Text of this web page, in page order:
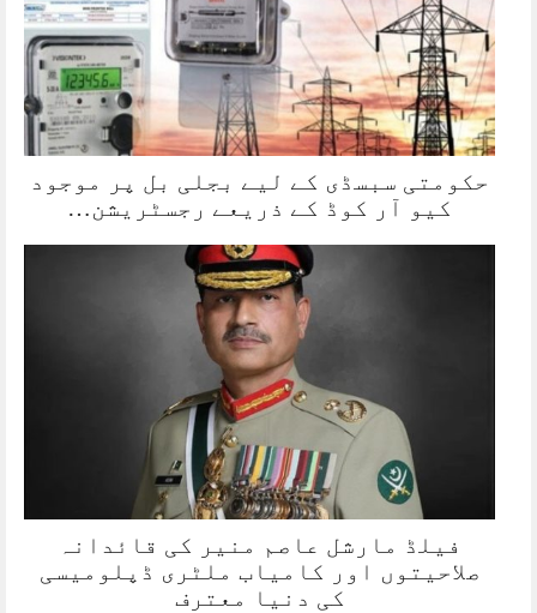
حکومتی سبسڈی کے لیے بجلی بل پر موجود
کیو آر کوڈ کے ذریعے رجسٹریشن…
فیلڈ مارشل عاصم منیر کی قائدانہ
صلاحیتوں اور کامیاب ملٹری ڈپلومیسی
کی دنیا معترف